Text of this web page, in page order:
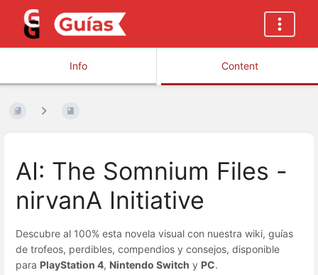
Info Content
AI: The Somnium Files -
nirvanA Initiative
Descubre al 100% esta novela visual con nuestra wiki, guías
de trofeos, perdibles, compendios y consejos, disponible
para PlayStation 4, Nintendo Switch y PC.